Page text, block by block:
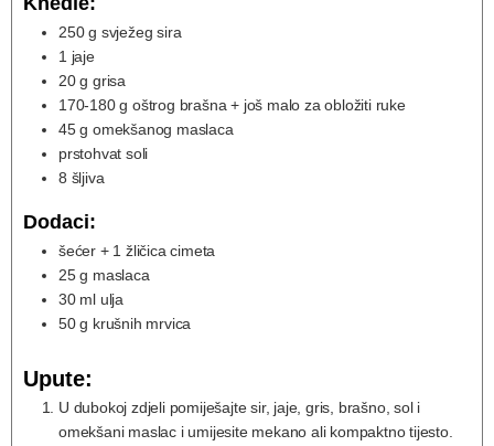
250 g svježeg sira
1 jaje
20 g grisa
170-180 g oštrog brašna + još malo za obložiti ruke
45 g omekšanog maslaca
prstohvat soli
8 šljiva
Dodaci:
šećer + 1 žličica cimeta
25 g maslaca
30 ml ulja
50 g krušnih mrvica
Upute:
U dubokoj zdjeli pomiješajte sir, jaje, gris, brašno, sol i
omekšani maslac i umijesite mekano ali kompaktno tijesto.